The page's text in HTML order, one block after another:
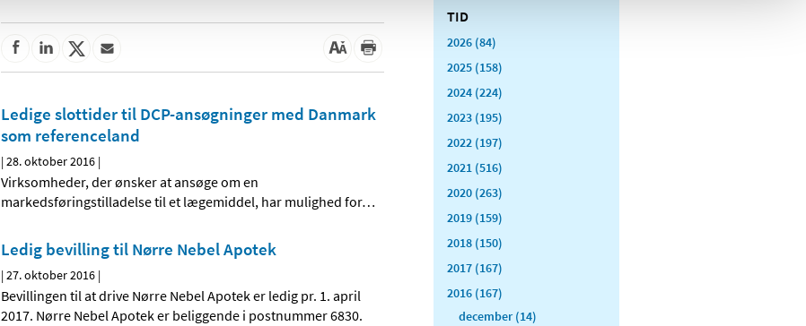
Ledige slottider til DCP-ansøgninger med Danmark
som referenceland
|28. oktober 2016 |
Virksomheder, der ønsker at ansøge om en
markedsføringstilladelse til et lægemiddel, har mulighed for…
Ledig bevilling til Nørre Nebel Apotek
|27. oktober 2016 |
Bevillingen til at drive Nørre Nebel Apotek er ledig pr. 1. april
2017. Nørre Nebel Apotek er beliggende i postnummer 6830.
TID
2026 (84)
2025 (158)
2024 (224)
2023 (195)
2022 (197)
2021 (516)
2020 (263)
2019 (159)
2018 (150)
2017 (167)
2016 (167)
december (14)